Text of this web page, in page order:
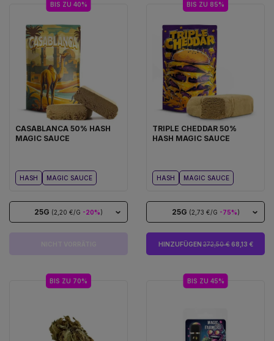
BIS ZU 40%
CASABLANCA 50% HASH
MAGIC SAUCE
HASH MAGIC SAUCE
25G (2,20 €/G -20%)
BIS ZU 85%
TRIPLE CHEDDAR 50%
HASH MAGIC SAUCE
HASH MAGIC SAUCE
25G (2,73 €/G -75%)
HINZUFÜGEN272,50 €68,13 €
BIS ZU 70% BIS ZU 45%